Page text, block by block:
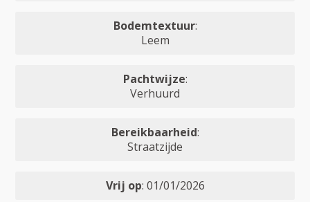
Bodemtextuur:
Leem
Pachtwijze:
Verhuurd
Bereikbaarheid:
Straatzijde
Vrij op: 01/01/2026